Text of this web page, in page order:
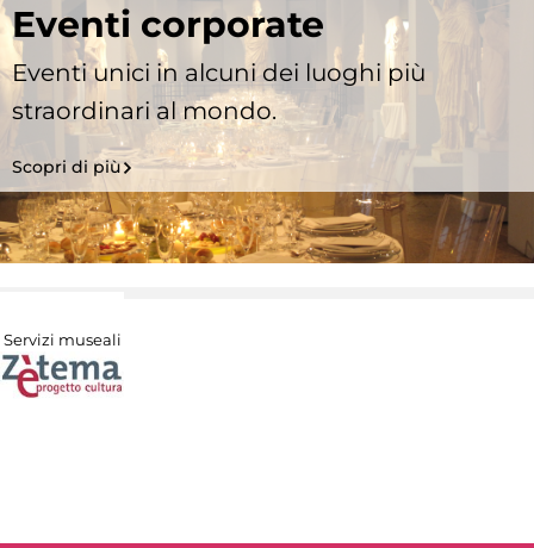
Eventi corporate
Eventi unici in alcuni dei luoghi più
straordinari al mondo.
Scopri di più
Servizi museali